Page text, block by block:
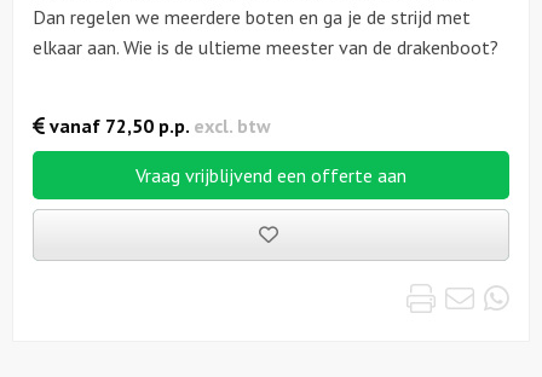
Dan regelen we meerdere boten en ga je de strijd met
elkaar aan. Wie is de ultieme meester van de drakenboot?
Vraag vrijblijvend een offerte aan
uitjes
vanaf 72,50 p.p. excl. btw
Print